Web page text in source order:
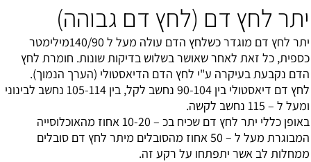
יתר לחץ דם (לחץ דם גבוהה)
יתר לחץ דם
מוגדר כשלחץ הדם עולה מעל ל 140/90מילימטר
כספית, כל זאת לאחר שאושר בשלוש בדיקות שונות. חומרת לחץ
הדם נקבעת בעיקרה ע"י לחץ הדם הדיאסטולי (הערך הנמוך).
לחץ דם דיאסטולי בין 90-104 נחשב לקל, בין 105-114 נחשב לבינוני
ומעל ל – 115 נחשב לקשה.
באופן כללי יתר לחץ דם שכיח בכ – 10-20 אחוז מהאוכלוסייה
המבוגרת מעל ל – 50 אחוז מהסובלים מיתר לחץ דם סובלים
ממחלות לב אשר יתפתחו על רקע זה.